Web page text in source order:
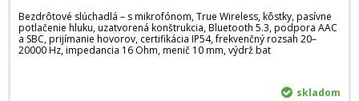
Bezdrôtové slúchadlá – s mikrofónom, True Wireless, kôstky, pasívne
potlačenie hluku, uzatvorená konštrukcia, Bluetooth 5.3, podpora AAC
a SBC, prijímanie hovorov, certifikácia IP54, frekvenčný rozsah 20–
20000 Hz, impedancia 16 Ohm, menič 10 mm, výdrž bat
skladom